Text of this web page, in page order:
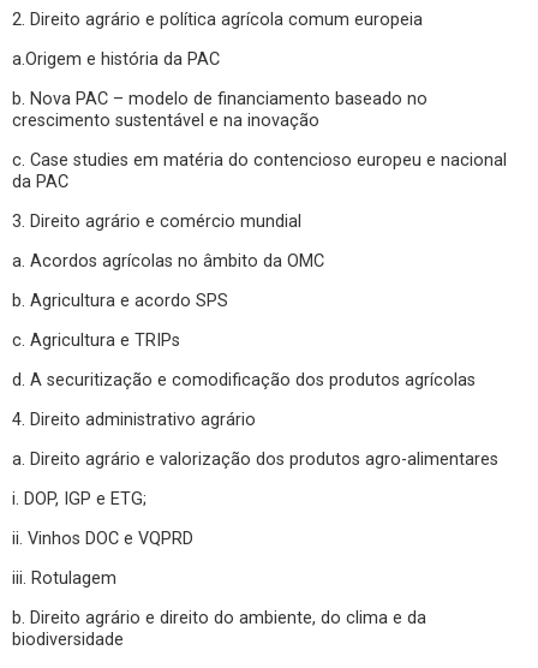
2. Direito agrário e política agrícola comum europeia
a.Origem e história da PAC
b. Nova PAC – modelo de financiamento baseado no
crescimento sustentável e na inovação
c. Case studies em matéria do contencioso europeu e nacional
da PAC
3. Direito agrário e comércio mundial
a. Acordos agrícolas no âmbito da OMC
b. Agricultura e acordo SPS
c. Agricultura e TRIPs
d. A securitização e comodificação dos produtos agrícolas
4. Direito administrativo agrário
a. Direito agrário e valorização dos produtos agro-alimentares
i. DOP, IGP e ETG;
ii. Vinhos DOC e VQPRD
iii. Rotulagem
b. Direito agrário e direito do ambiente, do clima e da
biodiversidade